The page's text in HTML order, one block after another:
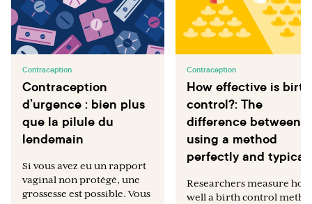
Contraception
Contraception
d’urgence : bien plus
que la pilule du
lendemain
Si vous avez eu un rapport
vaginal non protégé, une
grossesse est possible. Vous
Contraception
How effective is birth
control?: The
difference between
using a method
perfectly and
Researchers measure how
well a birth control